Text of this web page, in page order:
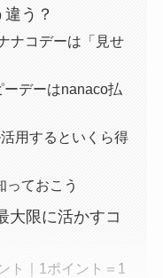
う？
ナコデーは「見せ
デーはnanaco払
用するといくら得
っておこう
大限に活かすコ
ト｜1ポイント＝1